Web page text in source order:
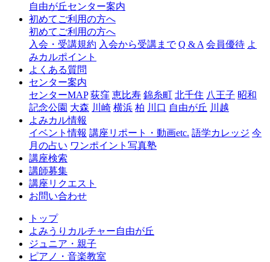
ャ
由
丘
自由が丘センター案内
初めてご利用の方へ
初めてご利用の方へ
入会・受講規約 入会から受講まで Q & A 会員優待 よ
みカルポイント
よくある質問
センター案内
センターMAP 荻窪 恵比寿 錦糸町 北千住 八王子 昭和
記念公園 大森 川崎 横浜 柏 川口 自由が丘 川越
よみカル情報
イベント情報 講座リポート・動画etc. 語学カレッジ 今
月の占い ワンポイント写真塾
講座検索
講師募集
講座リクエスト
お問い合わせ
トップ
よみうりカルチャー自由が丘
ジュニア・親子
ピアノ・音楽教室